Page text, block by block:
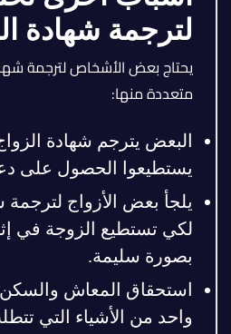
لترجمة شهادة
يحتاج بعض الأشخاص لترجمة
متعددة منها:
البعض يترجم شهادة
يستطيعوا الحصول على
يلجأ بعض الأزواج لترجمة
لكي تستطيع الزوجة في
بصورة سليمة.
استحقاق المعاش والسكن
واحد من الأشياء التي